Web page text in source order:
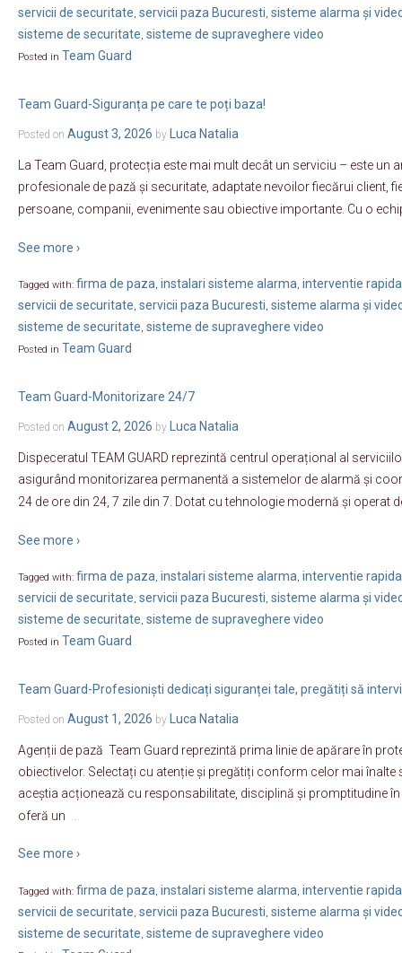
servicii de securitate, servicii paza Bucuresti, sisteme alarma și
sisteme de securitate, sisteme de supraveghere video
Posted in Team Guard
Team Guard-Siguranța pe care te poți baza!
Posted on August 3, 2026 by Luca Natalia
La Team Guard, protecția este mai mult decât un serviciu – este un
profesionale de pază și securitate, adaptate nevoilor fiecărui client,
persoane, companii, evenimente sau obiective importante. Cu o
See more ›
Tagged with: firma de paza, instalari sisteme alarma, interventie rapida
servicii de securitate, servicii paza Bucuresti, sisteme alarma și
sisteme de securitate, sisteme de supraveghere video
Posted in Team Guard
Team Guard-Monitorizare 24/7
Posted on August 2, 2026 by Luca Natalia
Dispeceratul TEAM GUARD reprezintă centrul operațional al
asigurând monitorizarea permanentă a sistemelor de alarmă și
24 de ore din 24, 7 zile din 7. Dotat cu tehnologie modernă și operat
See more ›
Tagged with: firma de paza, instalari sisteme alarma, interventie rapida
servicii de securitate, servicii paza Bucuresti, sisteme alarma și
sisteme de securitate, sisteme de supraveghere video
Posted in Team Guard
Team Guard-Profesioniști dedicați siguranței tale, pregătiți să
Posted on August 1, 2026 by Luca Natalia
Agenții de pază Team Guard reprezintă prima linie de apărare în
obiectivelor. Selectați cu atenție și pregătiți conform celor mai
aceștia acționează cu responsabilitate, disciplină și promptitudine
oferă un
See more ›
Tagged with: firma de paza, instalari sisteme alarma, interventie rapida
servicii de securitate, servicii paza Bucuresti, sisteme alarma și
sisteme de securitate, sisteme de supraveghere video